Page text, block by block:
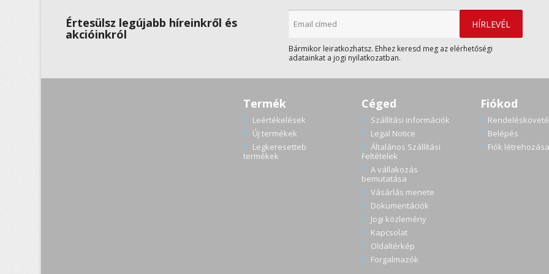
Értesülsz legújabb híreinkről és
akcióinkról
Bármikor leiratkozhatsz. Ehhez keresd meg az elérhetőségi
adatainkat a jogi nyilatkozatban.
Termék
Leértékelések
Új termékek
Legkeresetteb
termékek
Céged
Szállítási információk
Legal Notice
Általános Szállítási
Feltételek
A vállakozás
bemutatása
Vásárlás menete
Dokumentációk
Jogi közlemény
Kapcsolat
Oldaltérkép
Forgalmazók
Fiókod
Belépés
Fiók létrehozása